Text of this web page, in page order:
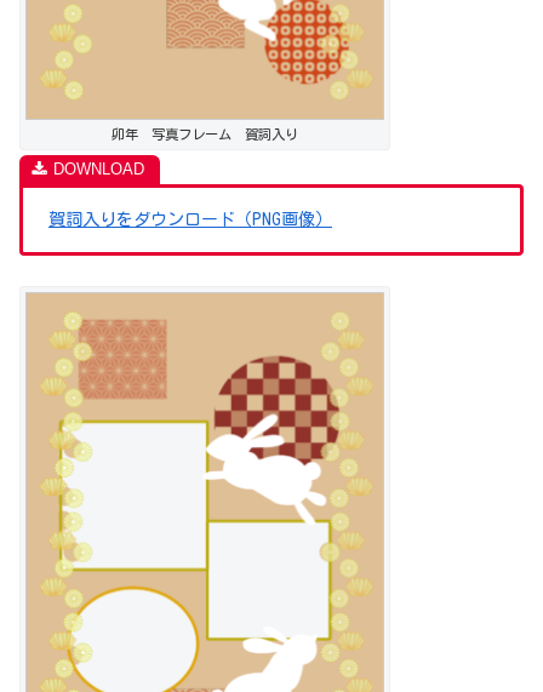
卯年 写真フレーム 賀詞入り
賀詞入りをダウンロード（PNG画像）